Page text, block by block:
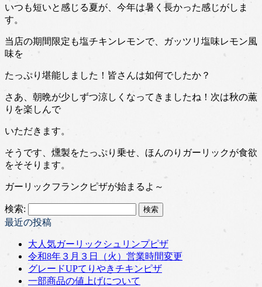
いつも短いと感じる夏が、今年は暑く長かった感じがしま
す。
当店の期間限定も塩チキンレモンで、ガッツリ塩味レモン風
味を
たっぷり堪能しました！皆さんは如何でしたか？
さあ、朝晩が少しずつ涼しくなってきましたね！次は秋の薫
りを楽しんで
いただきます。
そうです、燻製をたっぷり乗せ、ほんのりガーリックが食欲
をそそります。
ガーリックフランクピザが始まるよ～
検索:
最近の投稿
大人気ガーリックシュリンプピザ
令和8年３月３日（火）営業時間変更
グレードUPてりやきチキンピザ
一部商品の値上げについて